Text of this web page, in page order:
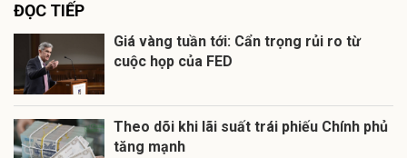
ĐỌC TIẾP
Giá vàng tuần tới: Cẩn trọng rủi ro từ
cuộc họp của FED
Theo dõi khi lãi suất trái phiếu Chính phủ
tăng mạnh